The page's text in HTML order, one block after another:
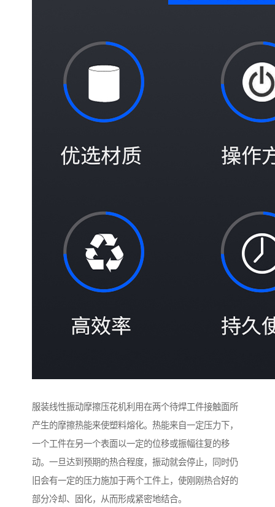
服装线性振动摩擦压花机利用在两个待焊工件接触面所
产生的摩擦热能来使塑料熔化。热能来自一定压力下，
一个工件在另一个表面以一定的位移或振幅往复的移
动。一旦达到预期的热合程度，振动就会停止，同时仍
旧会有一定的压力施加于两个工件上，使刚刚热合好的
部分冷却、固化，从而形成紧密地结合。